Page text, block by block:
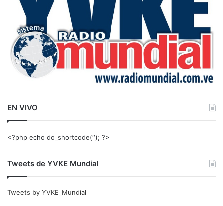
EN VIVO
<?php echo do_shortcode(‘‘); ?>
Tweets de YVKE Mundial
Tweets by YVKE_Mundial